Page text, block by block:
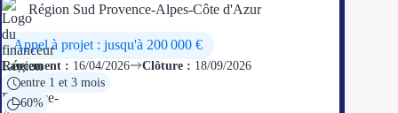
Région Sud Provence-Alpes-Côte d'Azur
Appel à projet : jusqu'à 200 000 €
Lancement : 16/04/2026 Clôture : 18/09/2026
entre 1 et 3 mois
60%